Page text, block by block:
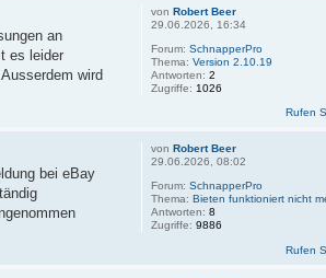
von Robert Beer
29.06.2026, 16:34
Forum: SchnapperPro
Thema: Version 2.10.19
Antworten: 2
Zugriffe: 1026
an
es leider
wird
Rufen
von Robert Beer
29.06.2026, 08:02
Forum: SchnapperPro
Thema: Bieten funktioniert nicht
Antworten: 8
Zugriffe: 9886
bei eBay
Rufen